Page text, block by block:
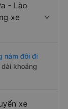
- Lào
xe
nằm đôi đi
khoảng
xe